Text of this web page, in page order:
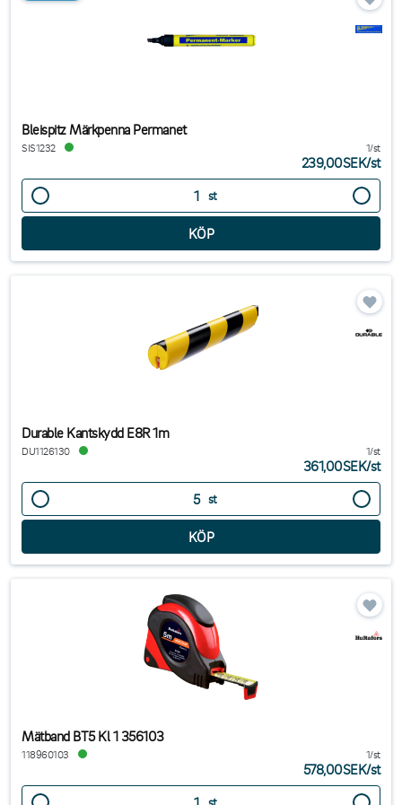
Bleispitz Märkpenna Permanet
SIS1232 1/st
239,00SEK/st
st
Durable Kantskydd E8R 1m
DU1126130 1/st
361,00SEK/st
st
Mätband BT5 Kl 1 356103
118960103 1/st
578,00SEK/st
st